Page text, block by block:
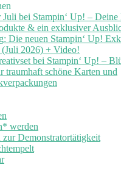
Juli bei Stampin‘ Up! –
& ein exklusiver
Die neuen Stampin‘ Up!
(Juli 2026) + Video!
bei Stampin‘ Up! –
traumhaft schöne Karten und
werden
Demonstratortätigkeit